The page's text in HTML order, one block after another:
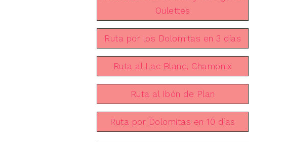
Oulettes
Ruta por los Dolomitas en 3 días
Ruta al Lac Blanc, Chamonix
Ruta al Ibón de Plan
Ruta por Dolomitas en 10 días